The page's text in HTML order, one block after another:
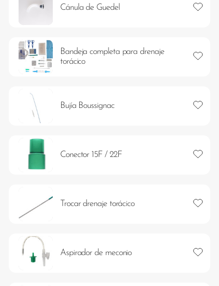
Cánula de Guedel Añadir
Bandeja completa para drenaje
torácico
Añadir
Bujía Boussignac Añadir
Conector 15F / 22F Añadir
Trocar drenaje torácico Añadir
Aspirador de meconio Añadir